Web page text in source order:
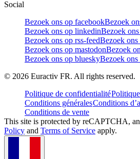
Social
Bezoek ons op facebookBezoek
Bezoek ons op linkedinBezoek
Bezoek ons op rss-feedBezoek ons
Bezoek ons op mastodonBezoek
Bezoek ons op blueskyBezoek ons
© 2026 Euractiv FR. All rights reserved.
Politique de confidentialité
Conditions généralesConditions
Conditions de vente
This site is protected by reCAPTCHA,
Policy and Terms of Service apply.